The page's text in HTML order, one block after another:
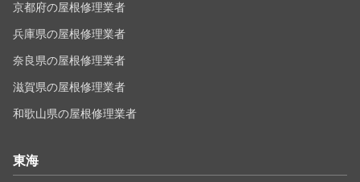
京都府の屋根修理業者
兵庫県の屋根修理業者
奈良県の屋根修理業者
滋賀県の屋根修理業者
和歌山県の屋根修理業者
東海